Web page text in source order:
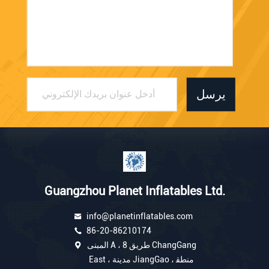
يرسل
Guangzhou Planet Inflatables Ltd.
info@planetinflatables.com
86-20-86210174
المبنى A ، 8 طريق ChangGang
East ، مدينة JiangGao ، منطق